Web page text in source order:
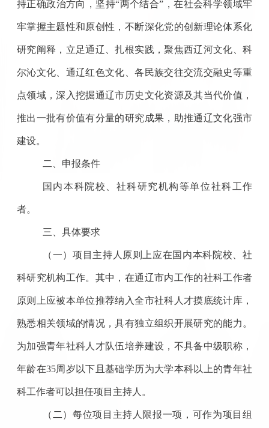
持正确政治方向，坚持“两个结合” ，在社会科学领域牢
牢掌握主题性和原创性，不断深化党的创新理论体系化
研究阐释，立足通辽、扎根实践，聚焦西辽河文化、科
尔沁文化、通辽红色文化、各民族交往交流交融史等重
点领域，深入挖掘通辽市历史文化资源及其当代价值，
推出一批有价值有分量的研究成果，助推通辽文化强市
建设。
二、申报条件
国内本科院校 、社科研究机构等单位社科工作
者。
三 、具体要求
（一）项目主持人原则上应在国内本科院校、社
科研究机构工作。其中，在通辽市内工作的社科工作者
原则上应被本单位推荐纳入全市社科人才摸底统计库，
熟悉相关领域的情况，具有独立组织开展研究的能力。
为加强青年社科人才队伍培养建设，不具备中级职称，
年龄在35周岁以下且基础学历为大学本科以上的青年社
科工作者可以担任项目主持人。
（二）每位项目主持人限报一项，可作为项目组